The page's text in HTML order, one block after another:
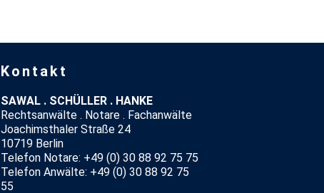
Kontakt
SAWAL . SCHÜLLER . HANKE
Rechtsanwälte . Notare . Fachanwälte
Joachimsthaler Straße 24
10719 Berlin
Telefon Notare: +49 (0) 30 88 92 75 75
Telefon Anwälte: +49 (0) 30 88 92 75
55